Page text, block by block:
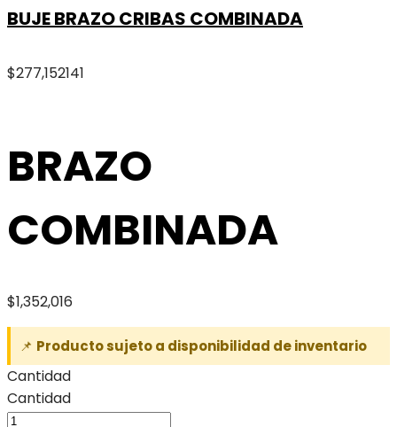
BUJE BRAZO CRIBAS COMBINADA
$277,152141
BRAZO
COMBINADA
$1,352,016
📌 Producto sujeto a disponibilidad de inventario
Cantidad
Cantidad